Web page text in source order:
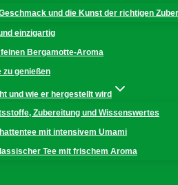
und die Kunst der richtigen
einzigartig
Bergamotte-Aroma
zu genießen
und wie er hergestellt wird
Zubereitung und Wissenswertes
mit intensivem Umami
Tee mit frischem Aroma